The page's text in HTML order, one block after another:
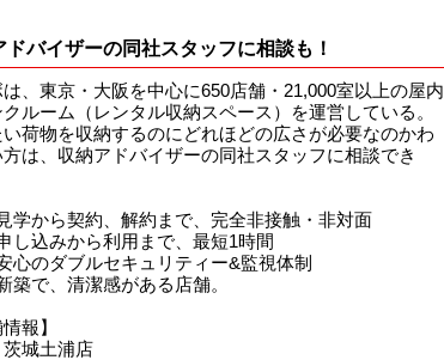
ドバイザーの同社スタッフに相談も！
は、東京・大阪を中心に650店舗・21,000室以上の屋内
ルーム（レンタル収納スペース）を運営している。
い荷物を収納するのにどれほどの広さが必要なのかわ
は、収納アドバイザーの同社スタッフに相談でき
学から契約、解約まで、完全非接触・非対面
し込みから利用まで、最短1時間
心のダブルセキュリティー&監視体制
築で、清潔感がある店舗。
報】
茨城土浦店